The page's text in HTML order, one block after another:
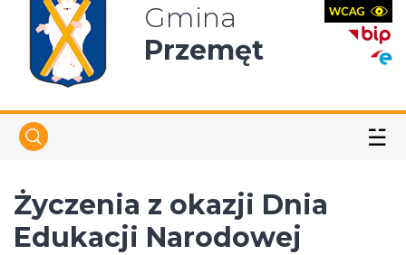
Gmina
Przemęt
☱
Życzenia z okazji Dnia
Edukacji Narodowej